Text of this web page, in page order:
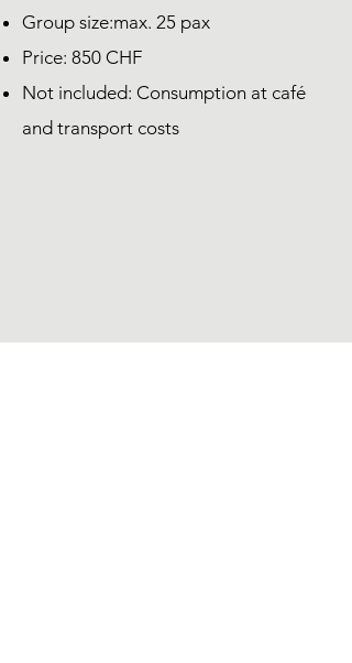
Group size:max. 25 pax
Price: 850 CHF
Not included: Consumption at café
and transport costs